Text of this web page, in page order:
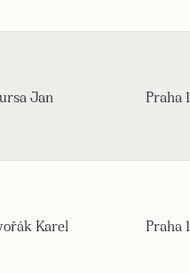
Jan Praha 1
Karel Praha 1